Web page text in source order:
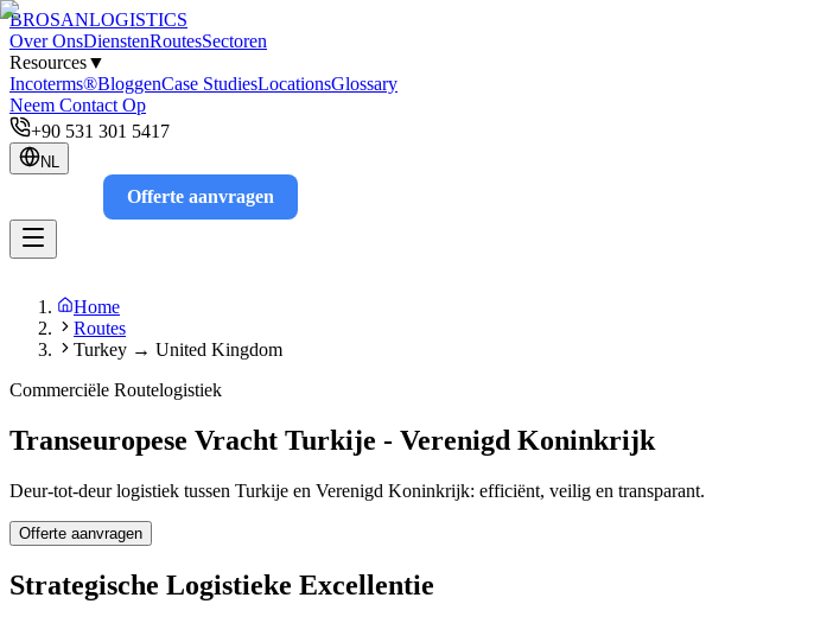
BROSANLOGISTICS
Over OnsDienstenRoutesSectoren
Resources▼
Incoterms®BloggenCase StudiesLocationsGlossary
Neem Contact Op
+90 531 301 5417
NL
Offerte aanvragen
Home
Routes
Turkey → United Kingdom
Commerciële Routelogistiek
Transeuropese Vracht Turkije - Verenigd Koninkrijk
Deur-tot-deur logistiek tussen Turkije en Verenigd Koninkrijk: efficiënt, veilig en transparant.
Offerte aanvragen
Strategische Logistieke Excellentie